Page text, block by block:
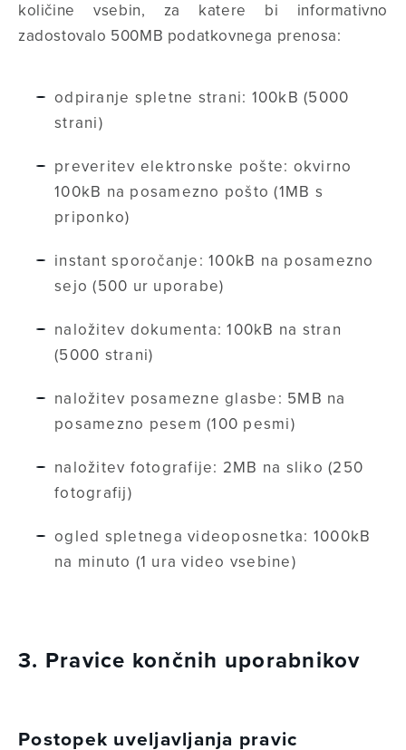
količine vsebin, za katere bi informativno
zadostovalo 500MB podatkovnega prenosa:
odpiranje spletne strani: 100kB (5000
strani)
preveritev elektronske pošte: okvirno
100kB na posamezno pošto (1MB s
priponko)
instant sporočanje: 100kB na posamezno
sejo (500 ur uporabe)
naložitev dokumenta: 100kB na stran
(5000 strani)
naložitev posamezne glasbe: 5MB na
posamezno pesem (100 pesmi)
naložitev fotografije: 2MB na sliko (250
fotografij)
ogled spletnega videoposnetka: 1000kB
na minuto (1 ura video vsebine)
3. Pravice končnih uporabnikov
Postopek uveljavljanja pravic